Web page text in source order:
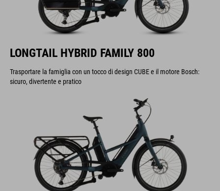
LONGTAIL HYBRID FAMILY 800
Trasportare la famiglia con un tocco di design CUBE e il motore Bosch:
sicuro, divertente e pratico